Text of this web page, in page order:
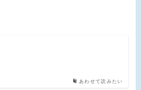
あわせて読みたい